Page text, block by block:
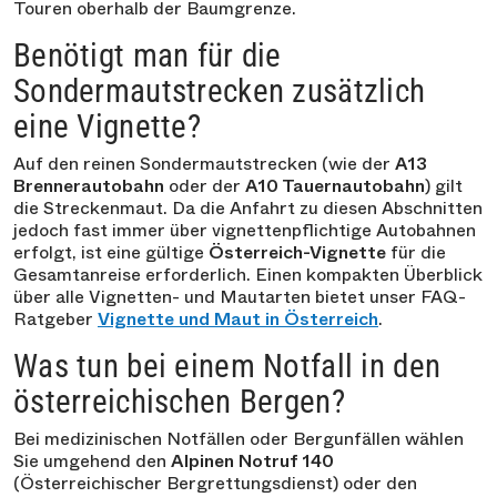
Touren oberhalb der Baumgrenze.
Benötigt man für die
Sondermautstrecken zusätzlich
eine Vignette?
Auf den reinen Sondermautstrecken (wie der A13
Brennerautobahn oder der A10 Tauernautobahn) gilt
die Streckenmaut. Da die Anfahrt zu diesen Abschnitten
jedoch fast immer über vignettenpflichtige Autobahnen
erfolgt, ist eine gültige Österreich-Vignette für die
Gesamtanreise erforderlich. Einen kompakten Überblick
über alle Vignetten- und Mautarten bietet unser FAQ-
Ratgeber Vignette und Maut in Österreich.
Was tun bei einem Notfall in den
österreichischen Bergen?
Bei medizinischen Notfällen oder Bergunfällen wählen
Sie umgehend den Alpinen Notruf 140
(Österreichischer Bergrettungsdienst) oder den